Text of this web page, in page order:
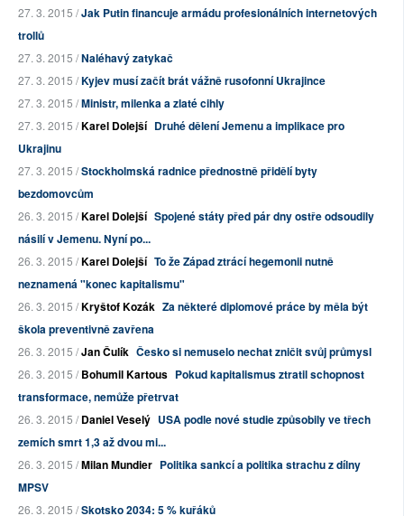
27. 3. 2015 /Jak Putin financuje armádu profesionálních internetových
trollů
27. 3. 2015 /Naléhavý zatykač
27. 3. 2015 /Kyjev musí začít brát vážně rusofonní Ukrajince
27. 3. 2015 /Ministr, milenka a zlaté cihly
27. 3. 2015 /Karel Dolejší Druhé dělení Jemenu a implikace pro
Ukrajinu
27. 3. 2015 /Stockholmská radnice přednostně přidělí byty
bezdomovcům
26. 3. 2015 /Karel Dolejší Spojené státy před pár dny ostře odsoudily
násilí v Jemenu. Nyní po...
26. 3. 2015 /Karel Dolejší To že Západ ztrácí hegemonii nutně
neznamená "konec kapitalismu"
26. 3. 2015 /Kryštof Kozák Za některé diplomové práce by měla být
škola preventivně zavřena
26. 3. 2015 /Jan Čulík Česko si nemuselo nechat zničit svůj průmysl
26. 3. 2015 /Bohumil Kartous Pokud kapitalismus ztratil schopnost
transformace, nemůže přetrvat
26. 3. 2015 /Daniel Veselý USA podle nové studie způsobily ve třech
zemích smrt 1,3 až dvou mi...
26. 3. 2015 /Milan Mundier Politika sankcí a politika strachu z dílny
MPSV
26. 3. 2015 /Skotsko 2034: 5 % kuřáků